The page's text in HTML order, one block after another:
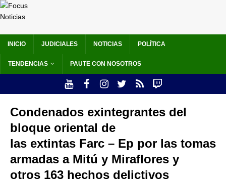
INICIO JUDICIALES NOTICIAS POLÍTICA
TENDENCIAS PAUTE CON NOSOTROS
Condenados exintegrantes del
bloque oriental de
las extintas Farc – Ep por las tomas
armadas a Mitú y Miraflores y
otros 163 hechos delictivos